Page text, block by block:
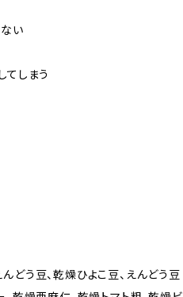
い
てしまう
どう豆、乾燥ひよこ豆、えんどう豆